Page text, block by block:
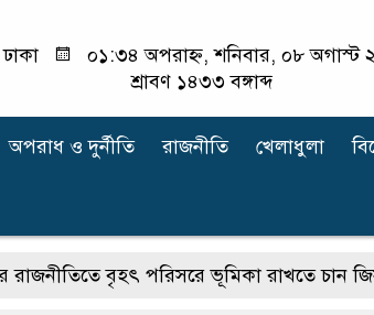
ঢাকা
০১:৩৪ অপরাহ্ন, শনিবার, ০৮ অগাস্ট
শ্রাবণ ১৪৩৩ বঙ্গাব্দ
অপরাধ ‍ও দুর্নীতি রাজনীতি খেলাধুলা
বৃহৎ পরিসরে ভূমিকা রাখতে চান জিসান